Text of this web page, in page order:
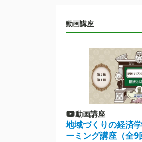
動画講座
動画講座
地域づくりの経済
ーミング講座（全9